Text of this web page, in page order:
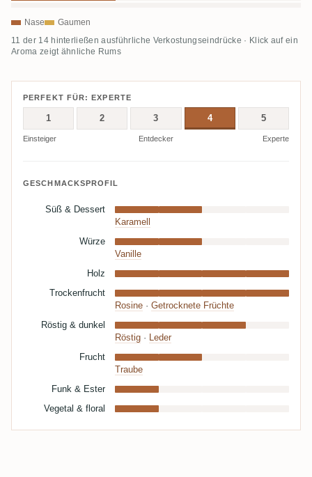
Nase Gaumen
11 der 14 hinterließen ausführliche Verkostungseindrücke · Klick auf ein
Aroma zeigt ähnliche Rums
PERFEKT FÜR: EXPERTE
1 2 3 4 5
Einsteiger Entdecker Experte
GESCHMACKSPROFIL
Süß & Dessert
Karamell
Würze
Vanille
Holz
Trockenfrucht
Rosine · Getrocknete Früchte
Röstig & dunkel
Röstig · Leder
Frucht
Traube
Funk & Ester
Vegetal & floral